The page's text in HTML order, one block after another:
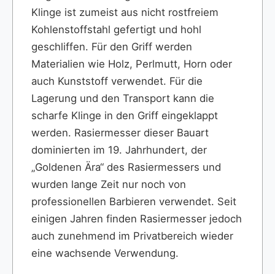
Klinge ist zumeist aus nicht rostfreiem
Kohlenstoffstahl gefertigt und hohl
geschliffen. Für den Griff werden
Materialien wie Holz, Perlmutt, Horn oder
auch Kunststoff verwendet. Für die
Lagerung und den Transport kann die
scharfe Klinge in den Griff eingeklappt
werden. Rasiermesser dieser Bauart
dominierten im 19. Jahrhundert, der
„Goldenen Ära“ des Rasiermessers und
wurden lange Zeit nur noch von
professionellen Barbieren verwendet. Seit
einigen Jahren finden Rasiermesser jedoch
auch zunehmend im Privatbereich wieder
eine wachsende Verwendung.